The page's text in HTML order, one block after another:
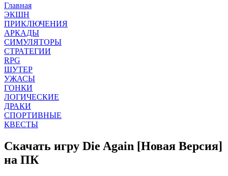
Главная
ЭКШН
ПРИКЛЮЧЕНИЯ
АРКАДЫ
СИМУЛЯТОРЫ
СТРАТЕГИИ
RPG
ШУТЕР
УЖАСЫ
ГОНКИ
ЛОГИЧЕСКИЕ
ДРАКИ
СПОРТИВНЫЕ
КВЕСТЫ
Скачать игру Die Again [Новая Версия]
на ПК